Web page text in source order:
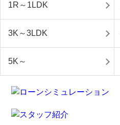
1R～1LDK
3K～3LDK
5K～